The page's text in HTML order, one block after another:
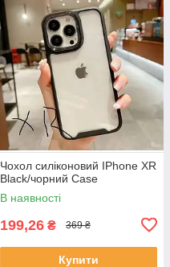
Чохол силіконовий IPhone XR
Black/чорний Case
В наявності
199,26 ₴ 369 ₴
Купити